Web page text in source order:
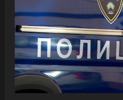
t
i
o
n